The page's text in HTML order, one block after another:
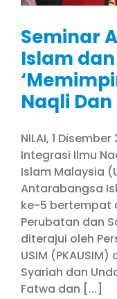
Seminar
Islam
Naqli
NILAI, 1
Integrasi Ilmu
Islam Malaysia
Antarabangsa
ke-5 bertempat
Perubatan dan
diterajui oleh
USIM
Syariah dan
Fatwa dan [...]